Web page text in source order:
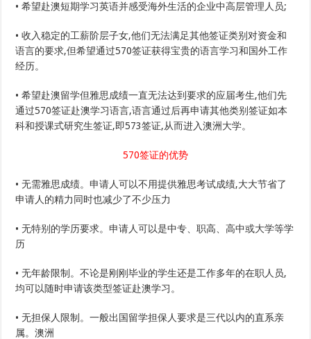
• 希望赴澳短期学习英语并感受海外生活的企业中高层管理人员;
• 收入稳定的工薪阶层子女,他们无法满足其他签证类别对资金和
语言的要求,但希望通过570签证获得宝贵的语言学习和国外工作
经历。
• 希望赴澳留学但雅思成绩一直无法达到要求的应届考生,他们先
通过570签证赴澳学习语言,语言通过后再申请其他类别签证如本
科和授课式研究生签证,即573签证,从而进入澳洲大学。
570签证的优势
• 无需雅思成绩。申请人可以不用提供雅思考试成绩,大大节省了
申请人的精力同时也减少了不少压力
• 无特别的学历要求。申请人可以是中专、职高、高中或大学等学
历
• 无年龄限制。不论是刚刚毕业的学生还是工作多年的在职人员,
均可以随时申请该类型签证赴澳学习。
• 无担保人限制。一般出国留学担保人要求是三代以内的直系亲
属。澳洲